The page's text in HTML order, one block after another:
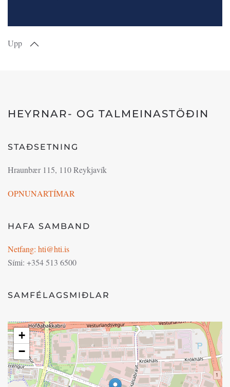
Upp
HEYRNAR- OG TALMEINASTÖÐIN
STAÐSETNING
Hraunbær 115, 110 Reykjavík
OPNUNARTÍMAR
HAFA SAMBAND
Netfang: hti@hti.is
Sími: +354 513 6500
SAMFÉLAGSMIÐLAR
+
−